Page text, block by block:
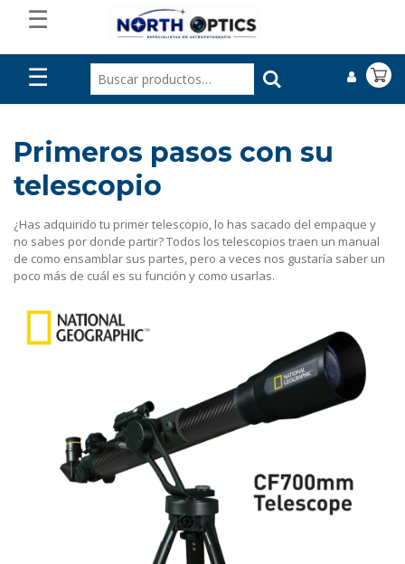
☰
☰
Primeros pasos con su
telescopio
¿Has adquirido tu primer telescopio, lo has sacado del empaque y
no sabes por donde partir? Todos los telescopios traen un manual
de como ensamblar sus partes, pero a veces nos gustaría saber un
poco más de cuál es su función y como usarlas.